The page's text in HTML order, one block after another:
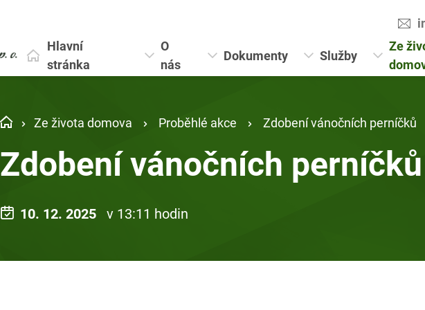
Hlavní
stránka
O
nás
Dokumenty Služby
Ze
Ze života domova Proběhlé akce Zdobení vánočních perníčků
Zdobení vánočních perníčků
10. 12. 2025 v 13:11 hodin